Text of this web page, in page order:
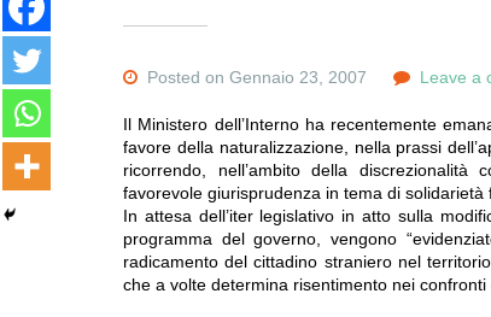
Posted on Gennaio 23, 2007 Leave a
Il Ministero dell’Interno ha recentemente
favore della naturalizzazione, nella prassi
ricorrendo, nell’ambito della
favorevole giurisprudenza in tema di
In attesa dell’iter legislativo in atto sulla
programma del governo, vengono
radicamento del cittadino straniero nel
che a volte determina risentimento nei confronti